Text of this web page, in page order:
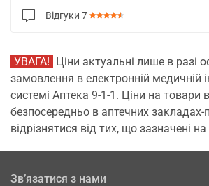
Відгуки 7
УВАГА! Ціни актуальні лише в разі
замовлення в електронній медичній
системі Аптека 9-1-1. Ціни на товари в
безпосередньо в аптечних
відрізнятися від тих, що зазначені на
Зв’язатися з нами